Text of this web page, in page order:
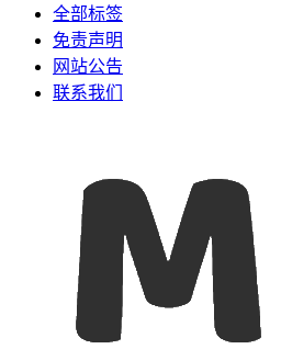
全部标签
免责声明
网站公告
联系我们